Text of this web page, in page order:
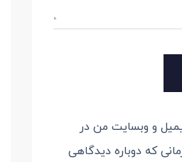
و وبسایت من در
که دوباره دیدگاهی